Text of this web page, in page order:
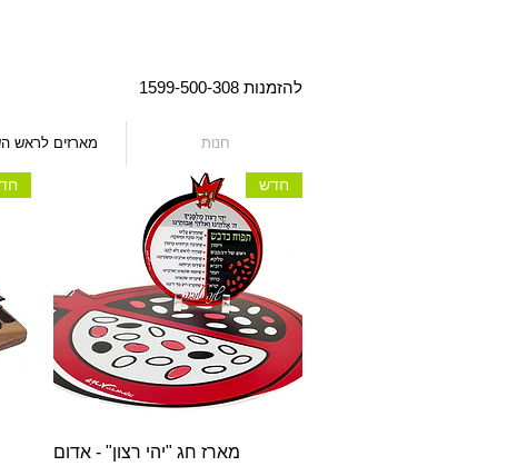
להזמנות 1599-500-308
מארזים לראש חנות
תצוגה מהירה
חדש
מארז חג "יהי רצון" - אדום